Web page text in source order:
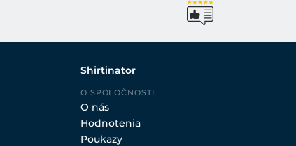
Shirtinator
O SPOLOČNOSTI
O nás
Hodnotenia
Poukazy